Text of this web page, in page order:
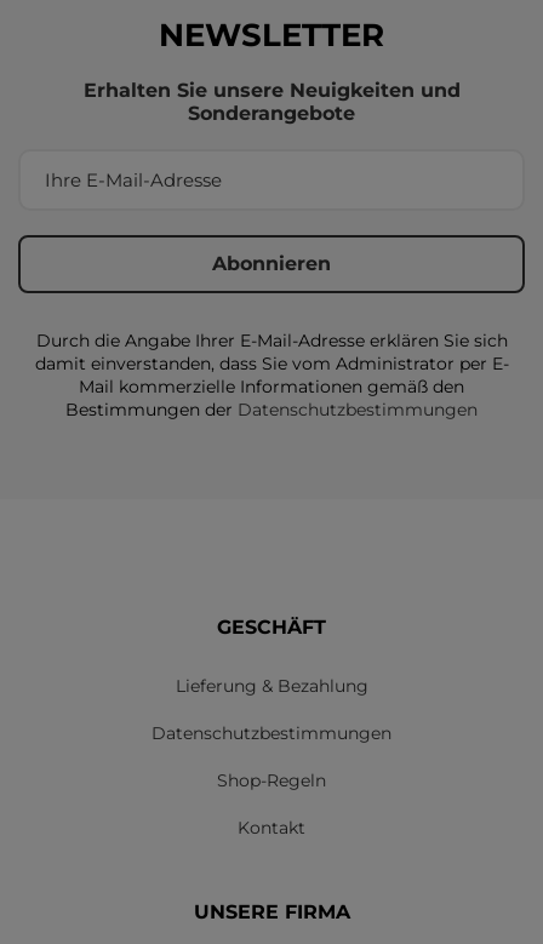
NEWSLETTER
Erhalten Sie unsere Neuigkeiten und
Sonderangebote
Durch die Angabe Ihrer E-Mail-Adresse erklären Sie sich
damit einverstanden, dass Sie vom Administrator per E-
Mail kommerzielle Informationen gemäß den
Bestimmungen der Datenschutzbestimmungen
GESCHÄFT
Lieferung & Bezahlung
Datenschutzbestimmungen
Shop-Regeln
Kontakt
UNSERE FIRMA